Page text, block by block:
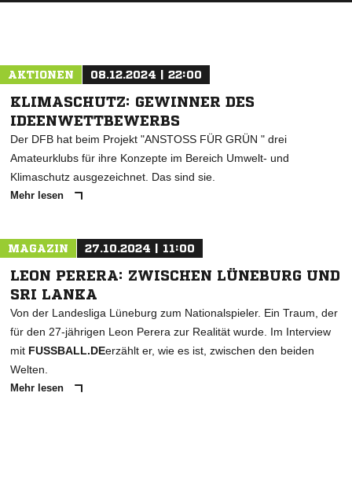
AKTIONEN 08.12.2024 | 22:00
KLIMASCHUTZ: GEWINNER DES
IDEENWETTBEWERBS
Der DFB hat beim Projekt "ANSTOSS FÜR GRÜN " drei
Amateurklubs für ihre Konzepte im Bereich Umwelt- und
Klimaschutz ausgezeichnet. Das sind sie.
Mehr lesen
MAGAZIN 27.10.2024 | 11:00
LEON PERERA: ZWISCHEN LÜNEBURG UND
SRI LANKA
Von der Landesliga Lüneburg zum Nationalspieler. Ein Traum, der
für den 27-jährigen Leon Perera zur Realität wurde. Im Interview
mit FUSSBALL.DEerzählt er, wie es ist, zwischen den beiden
Welten.
Mehr lesen